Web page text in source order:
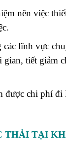
nên việc
lĩnh vực
tiết giảm
chi phí đi
THẢI TẠI